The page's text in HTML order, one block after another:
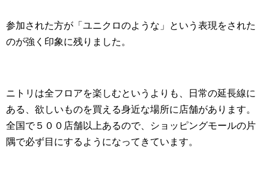
参加された方が「ユニクロのような」という表現をされた
のが強く印象に残りました。
ニトリは全フロアを楽しむというよりも、日常の延長線に
ある、欲しいものを買える身近な場所に店舗があります。
全国で５００店舗以上あるので、ショッピングモールの片
隅で必ず目にするようになってきています。